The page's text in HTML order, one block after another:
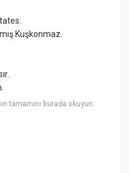
Kuşkonmaz.
tamamını burada okuyun: